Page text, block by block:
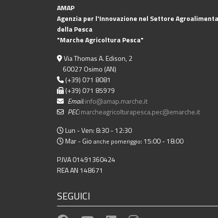
AMAP
Agenzia per l'Innovazione nel Settore
della Pesca
"Marche Agricoltura Pesca"
Via Thomas A. Edison, 2
60027 Osimo (AN)
(+39) 071 8081
(+39) 071 85979
Email:info@amap.marche.it
PEC:marcheagricolturapesca.pec@emarche.it
Lun - Ven: 8:30 - 12:30
Mar - Gio anche pomeriggio: 15:00 - 18:00
P.IVA 01491360424
REA AN 148671
SEGUICI